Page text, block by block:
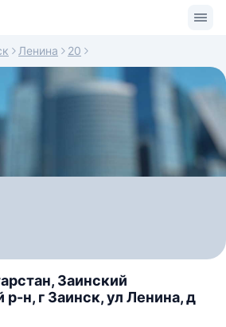
Ленина 20
Заинский
н, г Заинск, ул Ленина, д